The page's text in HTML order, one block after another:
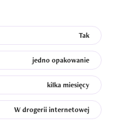
Tak
jedno opakowanie
kilka miesięcy
W drogerii internetowej